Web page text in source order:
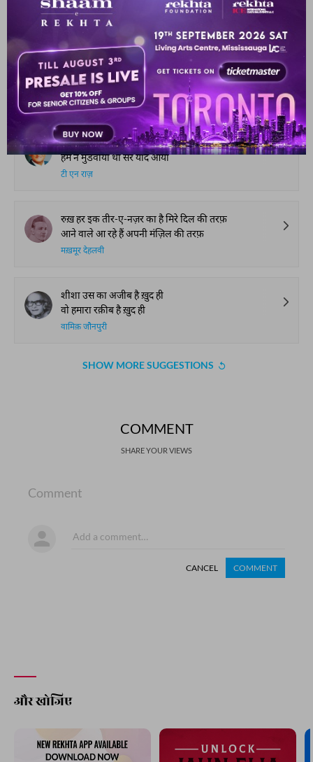
सुकूत तोड़ना हो तो सदाएँ लगती हैं
एजाज़ तवक्कल
बे-ज़बानी बाइ'स-ए-तश्हीर-ए-उल्फ़त हो गई
ज़ब्त का हद से गुज़रना था कि शोहरत हो गई
बज़्म अंसारी
अपने नाई का हुनर याद आया
हम ने मुंडवाया था सर याद आया
टी एन राज़
रुख़ हर इक तीर-ए-नज़र का है मिरे दिल की तरफ़
आने वाले आ रहे हैं अपनी मंज़िल की तरफ़
मख़मूर देहलवी
शीशा उस का अजीब है ख़ुद ही
वो हमारा रक़ीब है ख़ुद ही
वामिक़ जौनपुरी
SHOW MORE SUGGESTIONS
COMMENT
SHARE YOUR VIEWS
Comment
CANCEL COMMENT
और खोजिए